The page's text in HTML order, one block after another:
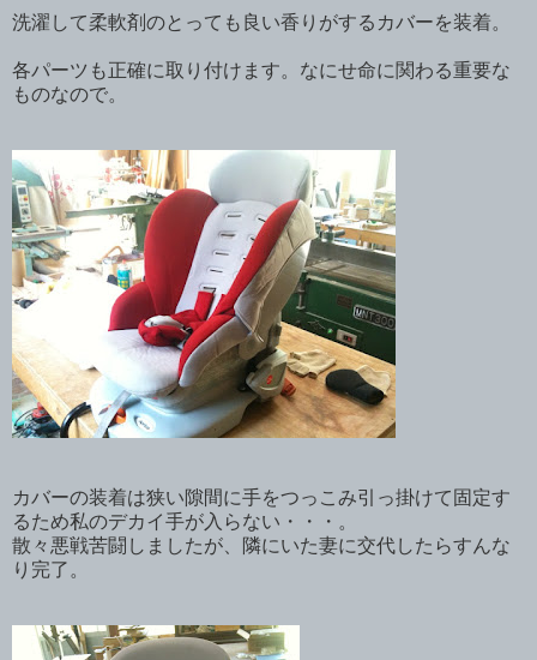
洗濯して柔軟剤のとっても良い香りがするカバーを装着。
各パーツも正確に取り付けます。なにせ命に関わる重要な
ものなので。
カバーの装着は狭い隙間に手をつっこみ引っ掛けて固定す
るため私のデカイ手が入らない・・・。
散々悪戦苦闘しましたが、隣にいた妻に交代したらすんな
り完了。